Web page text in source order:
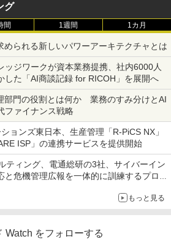
グ
間 1週間 1カ月
められる新しいパワーアーキテクチャとは
ッジワークが資本業務提携、社内6000人
した「AI商談記録 for RICOH」を展開へ
部門の役割とは何か 業務のすみ分けとAI
ファイナンス戦略
ョンズ東日本、生産管理「R-PiCS NX」
ISP」の連携サービスを提供開始
ティング、電通総研の3社、サイバーイン
と危機管理広報を一体的に訓練するプログ
もっと見る
Watch をフォローする